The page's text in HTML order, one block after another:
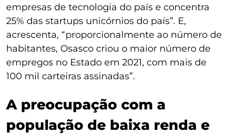
empresas de tecnologia do país e concentra
25% das startups unicórnios do país”. E,
acrescenta, “proporcionalmente ao número de
habitantes, Osasco criou o maior número de
empregos no Estado em 2021, com mais de
100 mil carteiras assinadas”.
A preocupação com a
população de baixa renda e